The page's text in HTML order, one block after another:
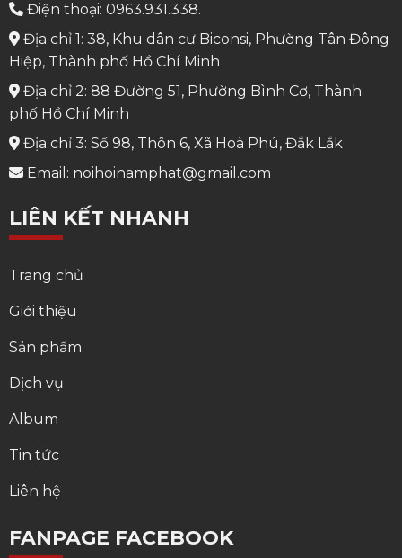
Điện thoại: 0963.931.338.
Địa chỉ 1: 38, Khu dân cư Biconsi, Phường Tân Đông
Hiệp, Thành phố Hồ Chí Minh
Địa chỉ 2: 88 Đường 51, Phường Bình Cơ, Thành
phố Hồ Chí Minh
Địa chỉ 3: Số 98, Thôn 6, Xã Hoà Phú, Đắk Lắk
Email: noihoinamphat@gmail.com
LIÊN KẾT NHANH
Trang chủ
Giới thiệu
Sản phẩm
Dịch vụ
Album
Tin tức
Liên hệ
FANPAGE FACEBOOK